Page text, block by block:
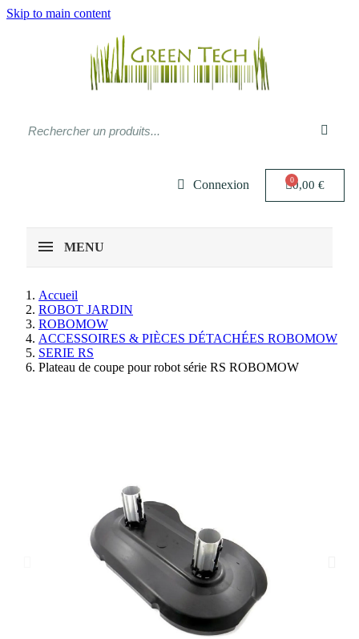
Skip to main content
Connexion 0,00 €
MENU
Accueil
ROBOT JARDIN
ROBOMOW
ACCESSOIRES & PIÈCES DÉTACHÉES ROBOMOW
SERIE RS
Plateau de coupe pour robot série RS ROBOMOW